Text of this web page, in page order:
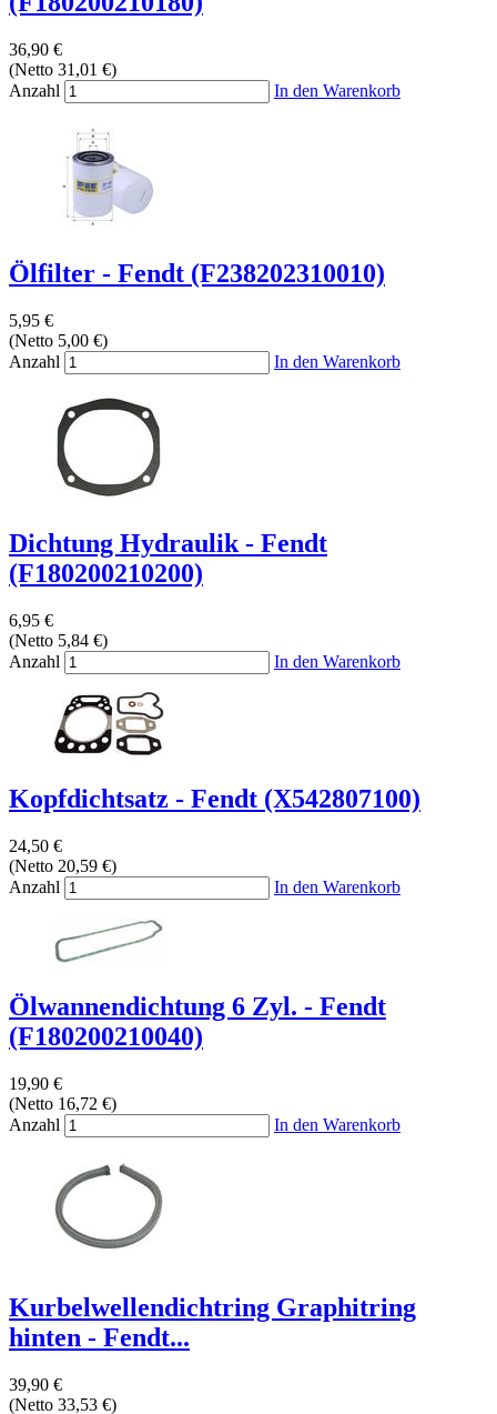
36,90 €
(Netto 31,01 €)
Anzahl
In den Warenkorb
Ölfilter - Fendt (F238202310010)
5,95 €
(Netto 5,00 €)
Anzahl
In den Warenkorb
Dichtung Hydraulik - Fendt
(F180200210200)
6,95 €
(Netto 5,84 €)
Anzahl
In den Warenkorb
Kopfdichtsatz - Fendt (X542807100)
24,50 €
(Netto 20,59 €)
Anzahl
In den Warenkorb
Ölwannendichtung 6 Zyl. - Fendt
(F180200210040)
19,90 €
(Netto 16,72 €)
Anzahl
In den Warenkorb
Kurbelwellendichtring Graphitring
hinten - Fendt...
39,90 €
(Netto 33,53 €)